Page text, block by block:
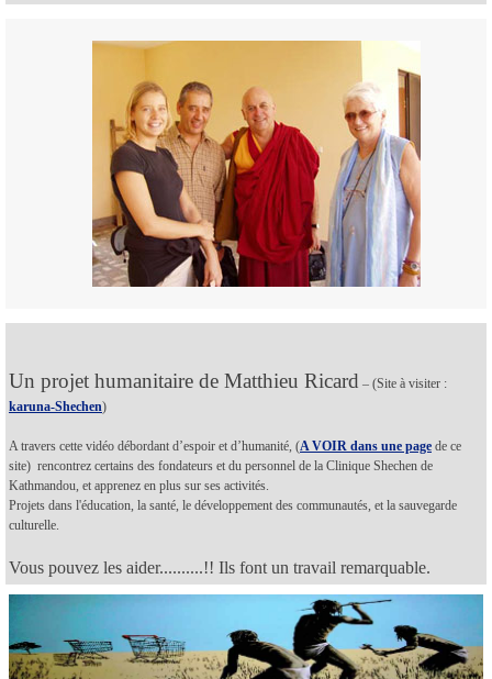
Un projet humanitaire de Matthieu Ricard – (Site à visiter :
karuna-Shechen)
A travers cette vidéo débordant d’espoir et d’humanité, (A VOIR dans une page de ce
site) rencontrez certains des fondateurs et du personnel de la Clinique Shechen de
Kathmandou, et apprenez en plus sur ses activités.
Projets dans l'éducation, la santé, le développement des communautés, et la sauvegarde
culturelle.
Vous pouvez les aider..........!! Ils font un travail remarquable.